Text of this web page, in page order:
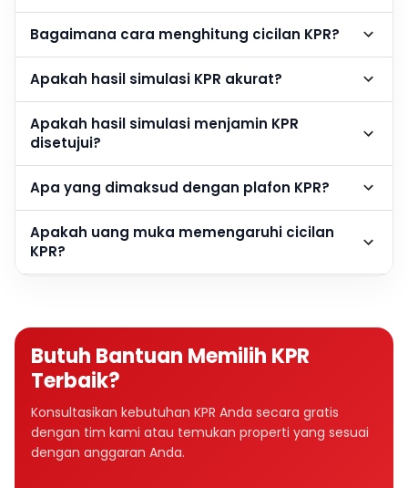
Bagaimana cara menghitung cicilan KPR?
Apakah hasil simulasi KPR akurat?
Apakah hasil simulasi menjamin KPR
disetujui?
Apa yang dimaksud dengan plafon KPR?
Apakah uang muka memengaruhi cicilan
KPR?
Apakah semakin besar DP semakin baik?
Bagaimana tenor memengaruhi cicilan KPR?
Tenor KPR 10, 15, atau 20 tahun, mana yang
Butuh Bantuan Memilih KPR
Terbaik?
Konsultasikan kebutuhan KPR Anda secara gratis
dengan tim kami atau temukan properti yang sesuai
dengan anggaran Anda.